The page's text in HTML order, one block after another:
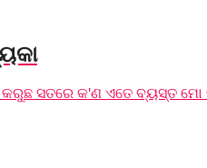
କରୁଛ ସତରେ କ'ଣ ଏତେ ବ୍ୟସ୍ତ ମୋ